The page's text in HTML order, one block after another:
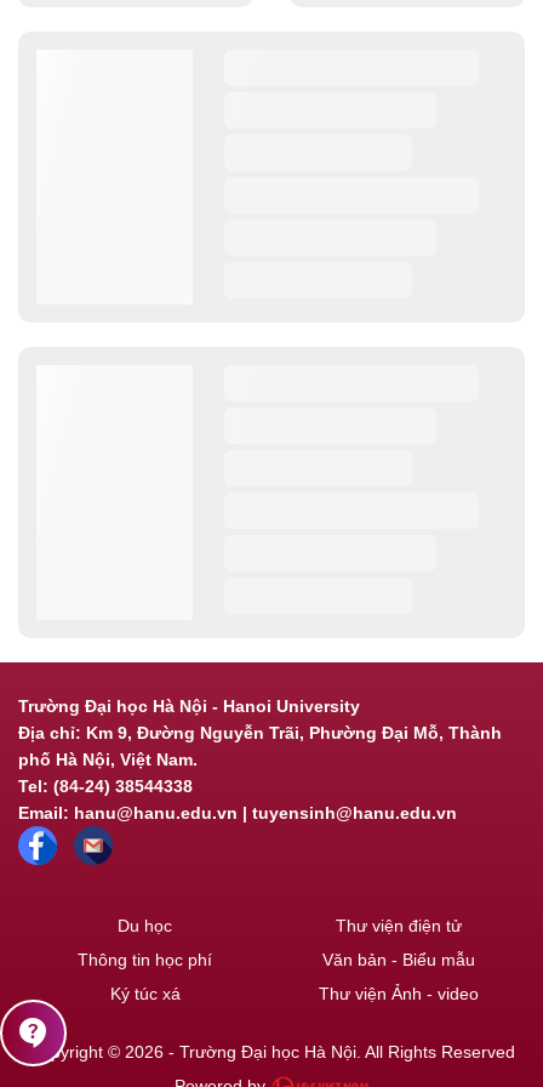
Trường Đại học Hà Nội - Hanoi University
Địa chỉ: Km 9, Đường Nguyễn Trãi, Phường Đại Mỗ, Thành
phố Hà Nội, Việt Nam.
Tel: (84-24) 38544338
Email: hanu@hanu.edu.vn | tuyensinh@hanu.edu.vn
Du học
Thông tin học phí
Ký túc xá
Thư viện điện tử
Văn bản - Biểu mẫu
Thư viện Ảnh - video
Copyright © 2026 - Trường Đại học Hà Nội. All Rights Reserved
contact_support